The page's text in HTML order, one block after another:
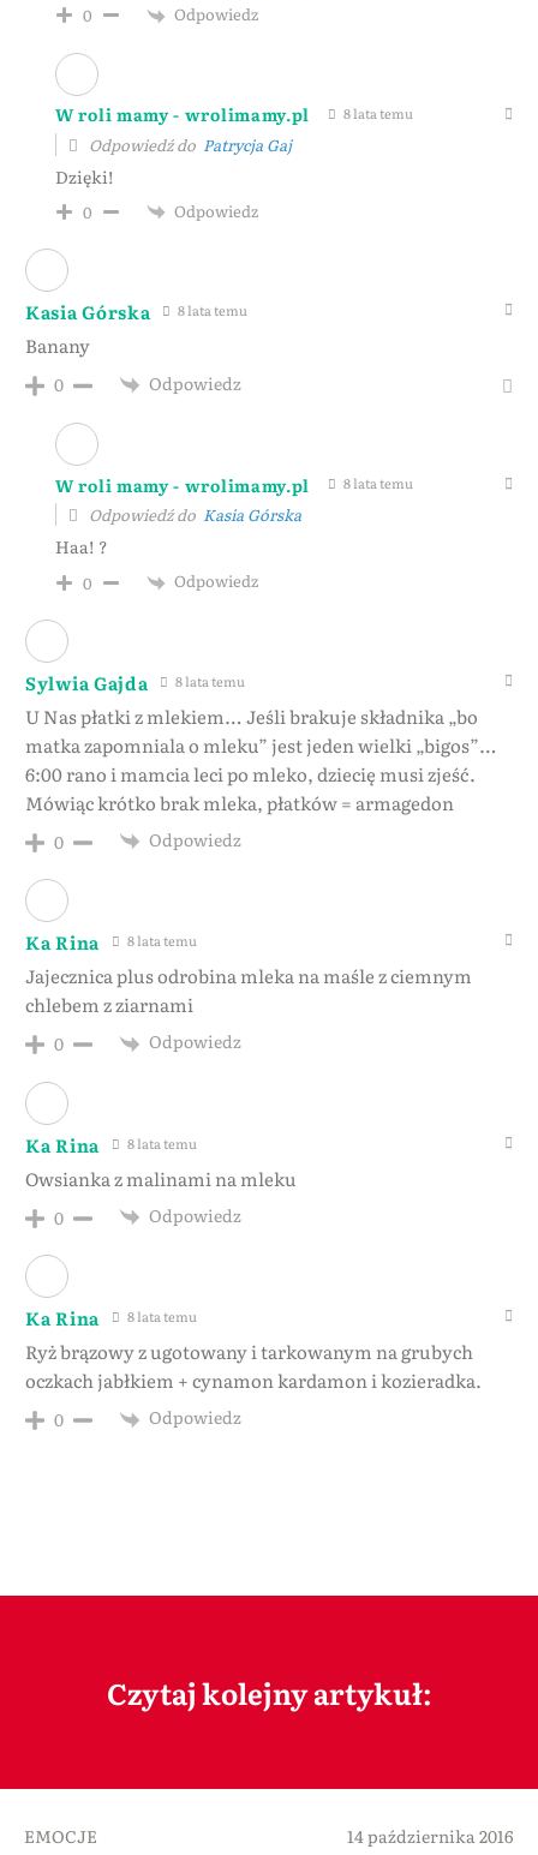
0
Odpowiedz
W roli mamy - wrolimamy.pl 8 lata temu
Odpowiedź do Patrycja Gaj
Dzięki!
0 Odpowiedz
Kasia Górska 8 lata temu
Banany
0 Odpowiedz
W roli mamy - wrolimamy.pl 8 lata temu
Odpowiedź do Kasia Górska
Haa! ?
0 Odpowiedz
Sylwia Gajda 8 lata temu
U Nas płatki z mlekiem… Jeśli brakuje składnika „bo
matka zapomniala o mleku” jest jeden wielki „bigos”…
6:00 rano i mamcia leci po mleko, dziecię musi zjeść.
Mówiąc krótko brak mleka, płatków = armagedon
0 Odpowiedz
Ka Rina 8 lata temu
Jajecznica plus odrobina mleka na maśle z ciemnym
chlebem z ziarnami
0 Odpowiedz
Ka Rina 8 lata temu
Owsianka z malinami na mleku
0 Odpowiedz
Ka Rina 8 lata temu
Ryż brązowy z ugotowany i tarkowanym na grubych
oczkach jabłkiem + cynamon kardamon i kozieradka.
0 Odpowiedz
Czytaj kolejny artykuł:
EMOCJE 14 października 2016